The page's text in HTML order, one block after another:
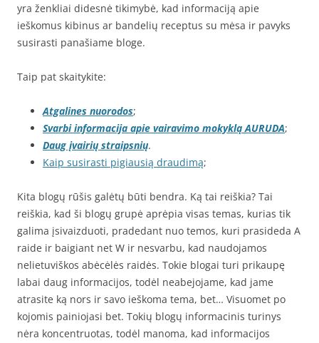
yra ženkliai didesnė tikimybė, kad informaciją apie
ieškomus kibinus ar bandelių receptus su mėsa ir pavyks
susirasti panašiame bloge.
Taip pat skaitykite:
Atgalines nuorodos;
Svarbi informacija apie vairavimo mokyklą AURUDA;
Daug įvairių straipsnių.
Kaip susirasti pigiausią draudimą;
Kita blogų rūšis galėtų būti bendra. Ką tai reiškia? Tai
reiškia, kad ši blogų grupė aprėpia visas temas, kurias tik
galima įsivaizduoti, pradedant nuo temos, kuri prasideda A
raide ir baigiant net W ir nesvarbu, kad naudojamos
nelietuviškos abėcėlės raidės. Tokie blogai turi prikaupę
labai daug informacijos, todėl neabejojame, kad jame
atrasite ką nors ir savo ieškoma tema, bet… Visuomet po
kojomis painiojasi bet. Tokių blogų informacinis turinys
nėra koncentruotas, todėl manoma, kad informacijos